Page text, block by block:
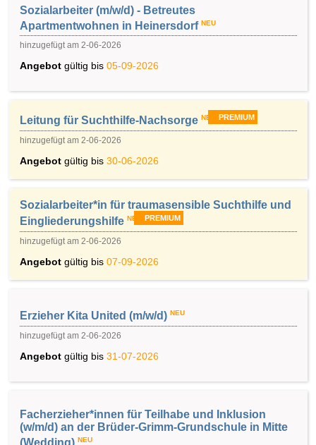
Sozialarbeiter (m/w/d) - Betreutes
Apartmentwohnen in Heinersdorf NEU
hinzugefügt am 2-06-2026
Angebot gültig bis 05-09-2026
Leitung für Suchthilfe-Nachsorge NEU PREMIUM
hinzugefügt am 2-06-2026
Angebot gültig bis 30-06-2026
Sozialarbeiter*in für traumasensible Suchthilfe und
Eingliederungshilfe NEU PREMIUM
hinzugefügt am 2-06-2026
Angebot gültig bis 07-09-2026
Erzieher Kita United (m/w/d) NEU
hinzugefügt am 2-06-2026
Angebot gültig bis 31-07-2026
Facherzieher*innen für Teilhabe und Inklusion
(w/m/d) an der Brüder-Grimm-Grundschule in Mitte
(Wedding) NEU